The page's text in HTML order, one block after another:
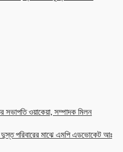
সভাপতি ওয়াকেয়া, সম্পাদক মিলন
পরিবারের মাঝে এমপি এডভোকেট আঃ